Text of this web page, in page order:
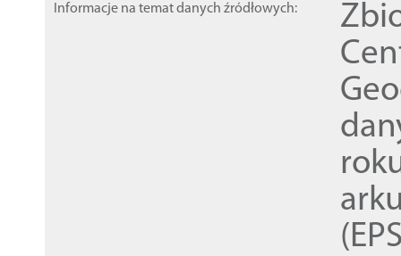
Informacje na temat danych źródłowych: